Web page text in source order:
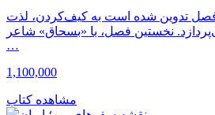
تدوین شده است به کیف‌کردن، لذت
نخستین فصل، با «بسحاق» شاعر
…
1,100,000
مشاهده کتاب